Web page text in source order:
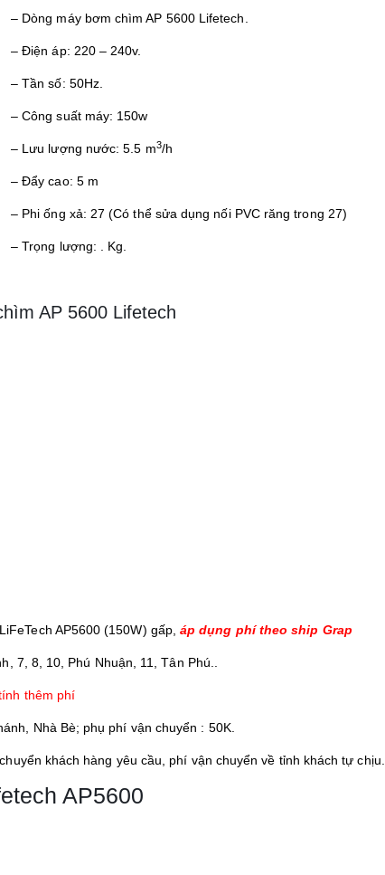
– Dòng máy bơm chìm AP 5600 Lifetech.
– Điện áp: 220 – 240v.
– Tần số: 50Hz.
– Công suất máy: 150w
– Lưu lượng nước: 5.5 m3/h
– Đẩy cao: 5 m
– Phi ống xả: 27 (Có thể sửa dụng nối PVC răng trong 27)
– Trọng lượng: . Kg.
AP 5600 Lifetech
AP5600 (150W) gấp,áp dụng phí theo ship Grap
7, 8, 10, Phú Nhuận, 11, Tân Phú..
thêm phí
Nhà Bè; phụ phí vận chuyển : 50K.
khách hàng yêu cầu, phí vận chuyển về tỉnh khách tự chịu.
AP5600